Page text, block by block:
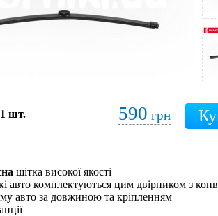
1 шт.
590 грн
щітка високої якості
авто комплектуються цим двірником з
авто за довжиною та кріпленням